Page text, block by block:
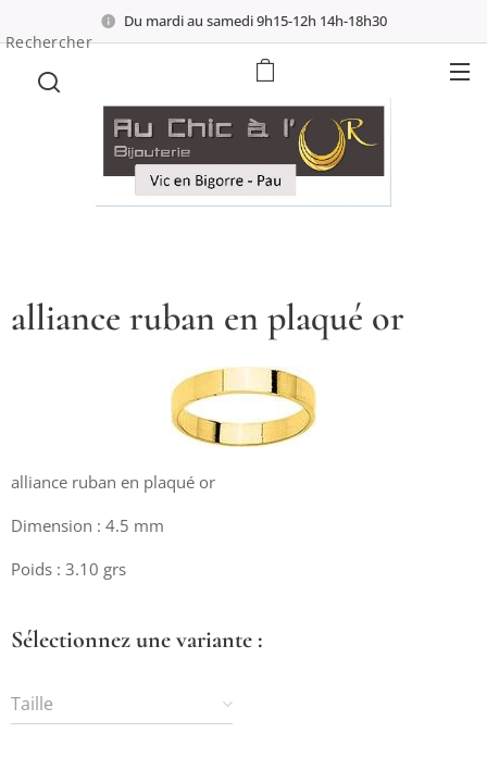
Du mardi au samedi 9h15-12h 14h-18h30
Rechercher
alliance ruban en plaqué or
alliance ruban en plaqué or
Dimension : 4.5 mm
Poids : 3.10 grs
Sélectionnez une variante :
Taille